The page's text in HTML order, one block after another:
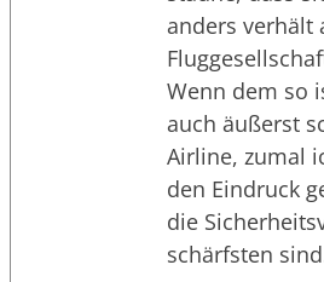
anders verhält
Wenn dem so
auch äußerst
Airline, zumal
den Eindruck
die
schärfsten